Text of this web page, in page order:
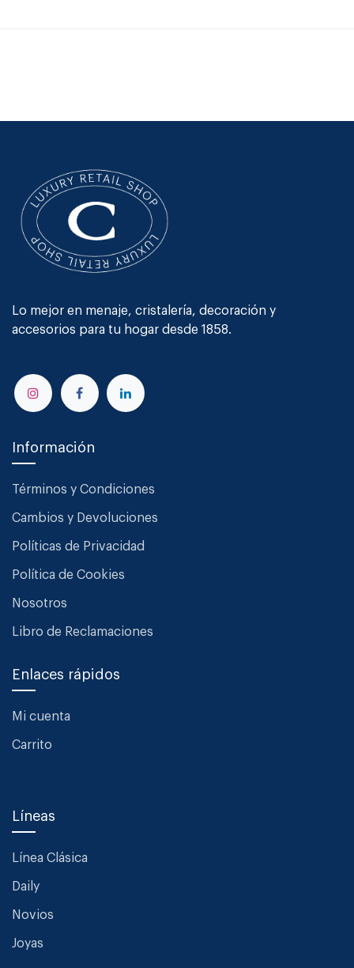
Lo mejor en menaje, cristalería, decoración y
accesorios para tu hogar desde 1858.
Información
Términos y Condiciones
Cambios y Devoluciones
Políticas de Privacidad
Política de Cookies
Nosotros
Libro de Reclamaciones
Enlaces rápidos
Mi cuenta
Carrito
Líneas
Línea Clásica
Daily
Novios
Joyas